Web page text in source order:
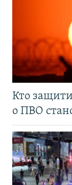
Кто
о ПВО